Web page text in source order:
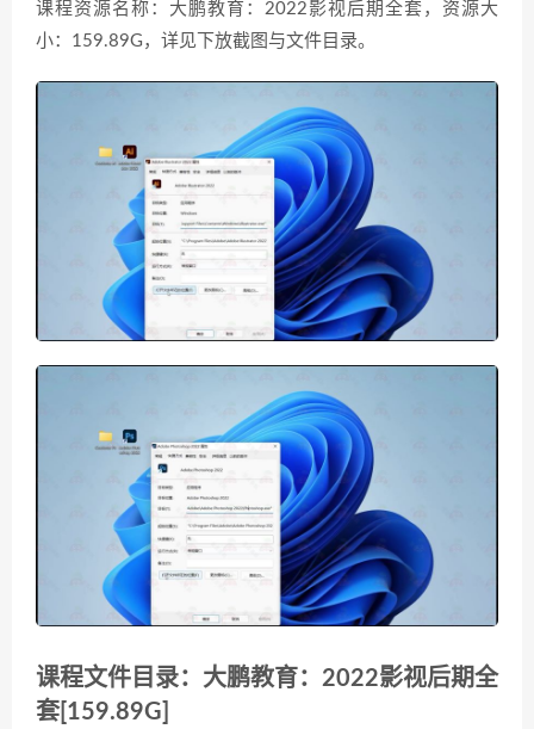
课程资源名称：大鹏教育：2022影视后期全套，资源大
小：159.89G，详见下放截图与文件目录。
课程文件目录：大鹏教育：2022影视后期全
套[159.89G]